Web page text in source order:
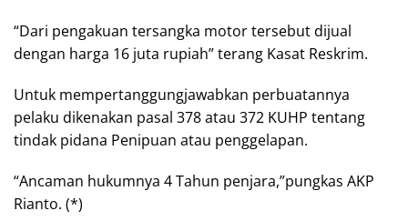
“Dari pengakuan tersangka motor tersebut dijual
dengan harga 16 juta rupiah” terang Kasat Reskrim.
Untuk mempertanggungjawabkan perbuatannya
pelaku dikenakan pasal 378 atau 372 KUHP tentang
tindak pidana Penipuan atau penggelapan.
“Ancaman hukumnya 4 Tahun penjara,”pungkas AKP
Rianto. (*)